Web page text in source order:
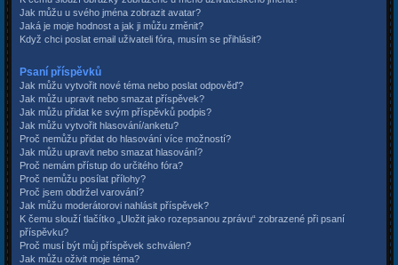
Jak můžu u svého jména zobrazit avatar?
Jaká je moje hodnost a jak ji můžu změnit?
Když chci poslat email uživateli fóra, musím se přihlásit?
Psaní příspěvků
Jak můžu vytvořit nové téma nebo poslat odpověď?
Jak můžu upravit nebo smazat příspěvek?
Jak můžu přidat ke svým příspěvků podpis?
Jak můžu vytvořit hlasování/anketu?
Proč nemůžu přidat do hlasování více možností?
Jak můžu upravit nebo smazat hlasování?
Proč nemám přístup do určitého fóra?
Proč nemůžu posílat přílohy?
Proč jsem obdržel varování?
Jak můžu moderátorovi nahlásit příspěvek?
K čemu slouží tlačítko „Uložit jako rozepsanou zprávu“ zobrazené při psaní
příspěvku?
Proč musí být můj příspěvek schválen?
Jak můžu oživit moje téma?